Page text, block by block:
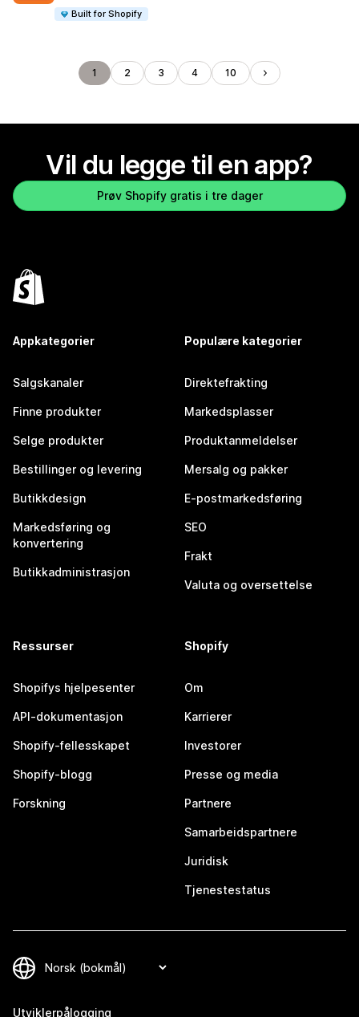
Built for Shopify
1 2 3 4 10
Vil du legge til en app?
Prøv Shopify gratis i tre dager
Appkategorier
Salgskanaler
Finne produkter
Selge produkter
Bestillinger og levering
Butikkdesign
Markedsføring og
konvertering
Butikkadministrasjon
Populære kategorier
Direktefrakting
Markedsplasser
Produktanmeldelser
Mersalg og pakker
E-postmarkedsføring
SEO
Frakt
Valuta og oversettelse
Ressurser
Shopifys hjelpesenter
API-dokumentasjon
Shopify-fellesskapet
Shopify-blogg
Forskning
Shopify
Om
Karrierer
Investorer
Presse og media
Partnere
Samarbeidspartnere
Juridisk
Tjenestestatus
Utviklerpålogging